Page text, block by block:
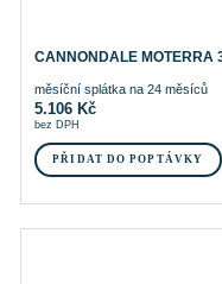
CANNONDALE MOTERRA
měsíční splátka na 24 měsíců
5.106 Kč
bez DPH
PŘIDAT DO POPTÁVKY